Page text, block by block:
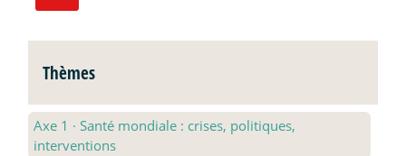
Thèmes
Axe 1 · Santé mondiale : crises, politiques,
interventions